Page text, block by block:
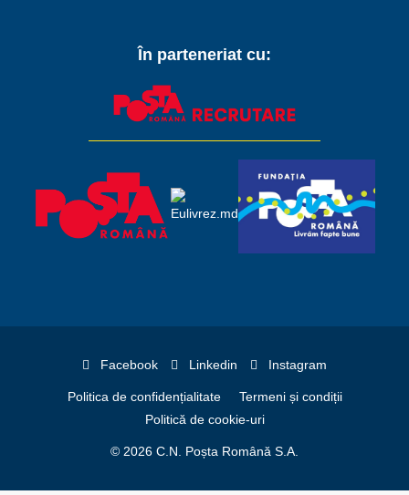
În parteneriat cu:
Facebook Linkedin Instagram
Politica de confidențialitate
Termeni și condiții
Politică de cookie-uri
© 2026 C.N. Poșta Română S.A.